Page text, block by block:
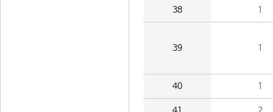
38 1
39 1
40 1